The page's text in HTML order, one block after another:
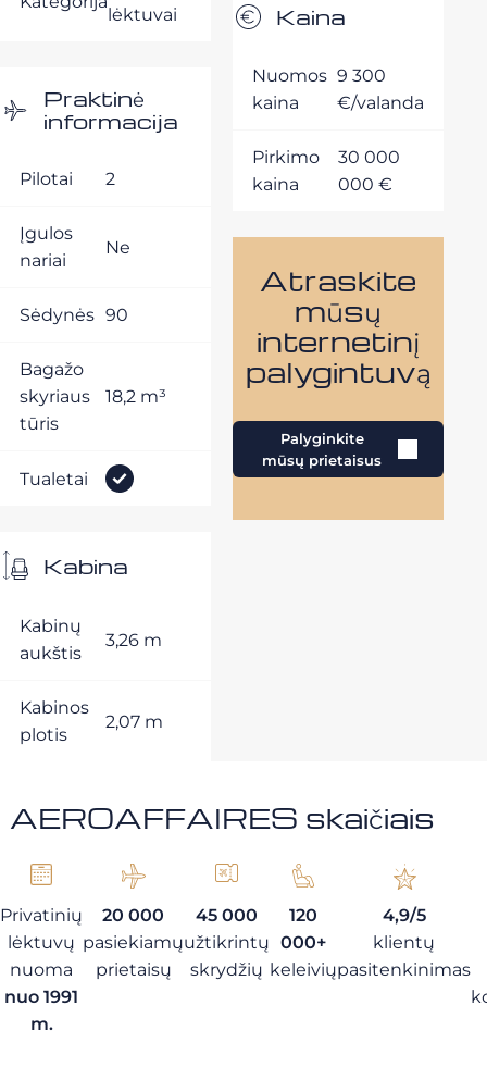
lėktuvai
Praktinė
informacija
Pilotai 2
Įgulos
nariai
Ne
Sėdynės 90
Bagažo
skyriaus
tūris
18,2 m³
Tualetai
Kabina
Kabinų
aukštis
3,26 m
Kabinos
plotis
2,07 m
Kaina
Nuomos
kaina
9 300
€/valanda
Pirkimo
kaina
30 000
000 €
Atraskite
mūsų
internetinį
palygintuvą
Palyginkite
mūsų prietaisus
AEROAFFAIRES skaičiais
Privatinių
lėktuvų
nuoma
nuo 1991
m.
20 000
pasiekiamų
prietaisų
45 000
užtikrintų
skrydžių
120
000+
keleivių
4,9/5
klientų
pasitenkinimas